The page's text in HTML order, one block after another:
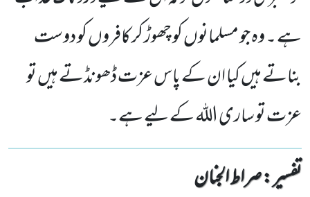
ہے ۔ وہ جو مسلمانوں کو چھوڑ کر کافروں کو دوست
بناتے ہیں کیا ان کے پاس عزت ڈھونڈتے ہیں تو
عزت تو ساری اللہ کے لیے ہے۔
تفسیر : ‎صراط الجنان